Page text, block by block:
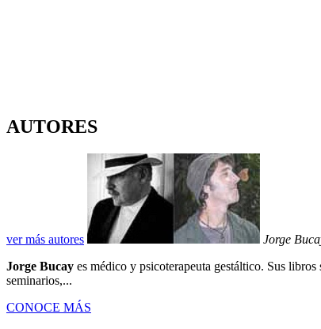
AUTORES
ver más autores
Jorge
Jorge Bucay es médico y psicoterapeuta gestáltico. Sus
seminarios,...
CONOCE MÁS